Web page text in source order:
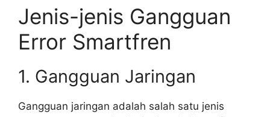
Jenis-jenis Gangguan
Error Smartfren
1. Gangguan Jaringan
Gangguan jaringan adalah salah satu jenis